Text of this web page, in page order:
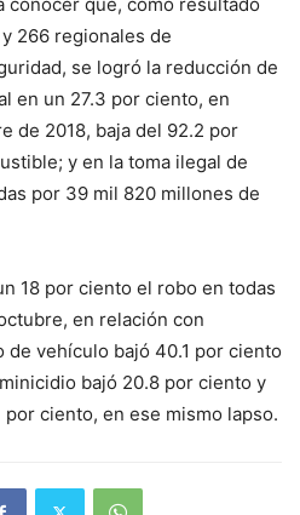
266 regionales de
se logró la reducción de
en un 27.3 por ciento, en
de 2018, baja del 92.2 por
y en la toma ilegal de
por 39 mil 820 millones de
18 por ciento el robo en todas
en relación con
vehículo bajó 40.1 por ciento
bajó 20.8 por ciento y
ciento, en ese mismo lapso.